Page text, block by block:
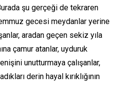
şu gerçeği de tekraren
gecesi meydanlar yerine
aradan geçen sekiz yıla
çamur atanlar, uyduruk
unutturmaya çalışanlar,
derin hayal kırıklığının